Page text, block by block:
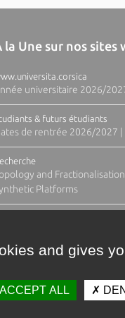
la Une sur nos sites
universitaire 2026/
& futurs étudiants
de rentrée 2026/2027 |
and
Platforms
and gives
ALL